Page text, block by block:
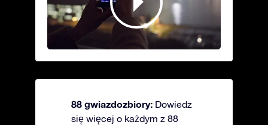
88 gwiazdozbiory: Dowiedz
się więcej o każdym z 88